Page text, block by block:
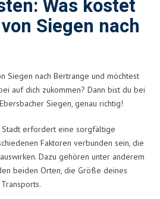
Was kostet
Siegen nach
Siegen nach Bertrange und möchtest
auf dich zukommen? Dann bist du bei
Siegen, genau richtig!
Stadt erfordert eine sorgfältige
Faktoren verbunden sein, die
Dazu gehören unter anderem
beiden Orten, die Größe deines